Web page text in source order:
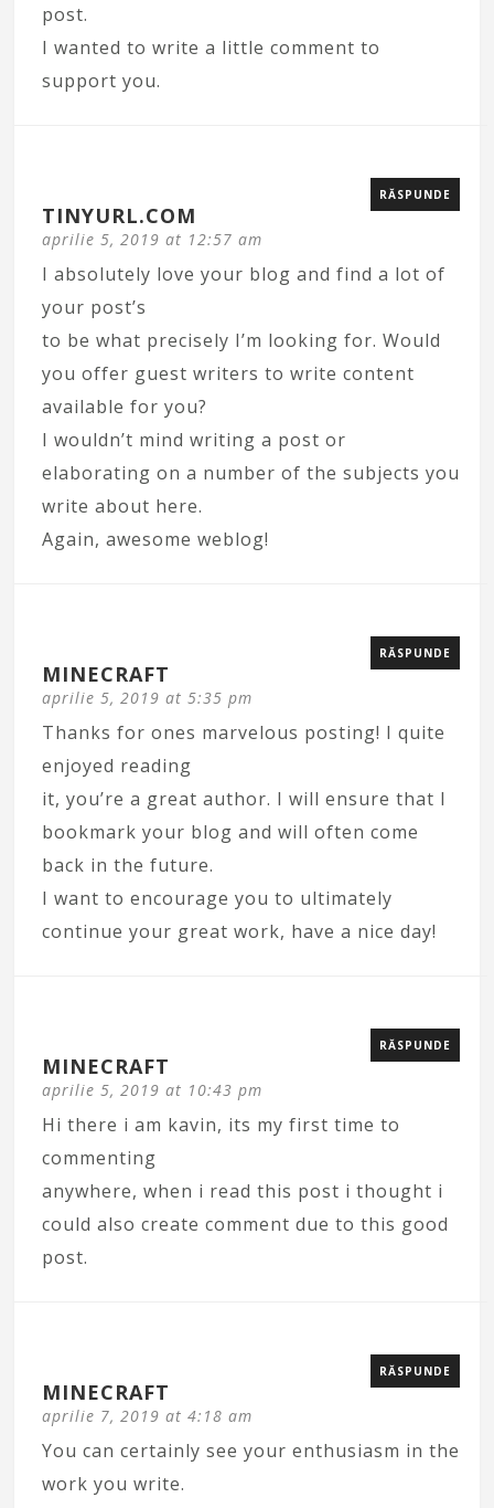
post.
I wanted to write a little comment to
support you.
TINYURL.COM
aprilie 5, 2019 at 12:57 am
RĂSPUNDE
I absolutely love your blog and find a lot of
your post’s
to be what precisely I’m looking for. Would
you offer guest writers to write content
available for you?
I wouldn’t mind writing a post or
elaborating on a number of the subjects you
write about here.
Again, awesome weblog!
MINECRAFT
aprilie 5, 2019 at 5:35 pm
RĂSPUNDE
Thanks for ones marvelous posting! I quite
enjoyed reading
it, you’re a great author. I will ensure that I
bookmark your blog and will often come
back in the future.
I want to encourage you to ultimately
continue your great work, have a nice day!
MINECRAFT
aprilie 5, 2019 at 10:43 pm
RĂSPUNDE
Hi there i am kavin, its my first time to
commenting
anywhere, when i read this post i thought i
could also create comment due to this good
post.
MINECRAFT
aprilie 7, 2019 at 4:18 am
RĂSPUNDE
You can certainly see your enthusiasm in the
work you write.